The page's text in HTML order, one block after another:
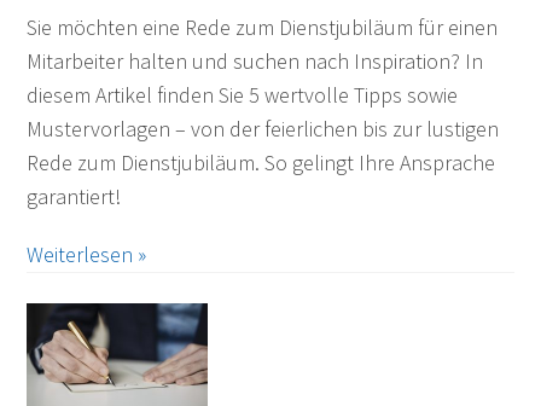
Sie möchten eine Rede zum Dienstjubiläum für einen
Mitarbeiter halten und suchen nach Inspiration? In
diesem Artikel finden Sie 5 wertvolle Tipps sowie
Mustervorlagen – von der feierlichen bis zur lustigen
Rede zum Dienstjubiläum. So gelingt Ihre Ansprache
garantiert!
Weiterlesen »